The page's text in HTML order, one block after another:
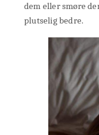
dem eller smøre
plutselig bedre.